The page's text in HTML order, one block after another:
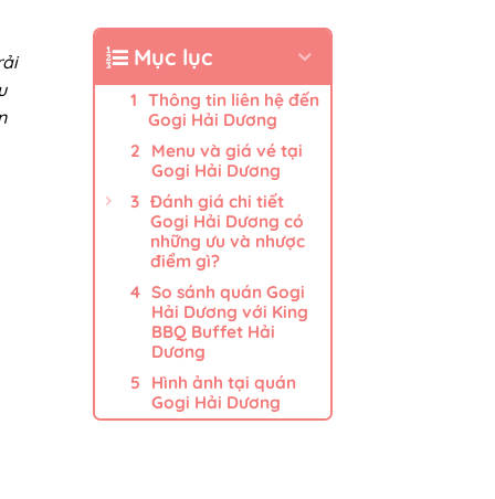
Mục lục
Thông tin liên hệ đến
Gogi Hải Dương
Menu và giá vé tại
Gogi Hải Dương
Đánh giá chi tiết
Gogi Hải Dương có
những ưu và nhược
điểm gì?
So sánh quán Gogi
Hải Dương với King
BBQ Buffet Hải
Dương
Hình ảnh tại quán
Gogi Hải Dương